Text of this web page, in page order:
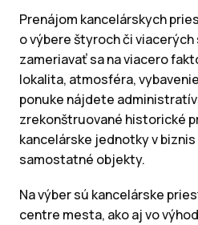
Prenájom kancelárskych
o výbere štyroch či
zameriavať sa na viacero
lokalita, atmosféra,
ponuke nájdete
zrekonštruované historické
kancelárske jednotky v
samostatné objekty.
Na výber sú kancelárske
centre mesta, ako aj vo